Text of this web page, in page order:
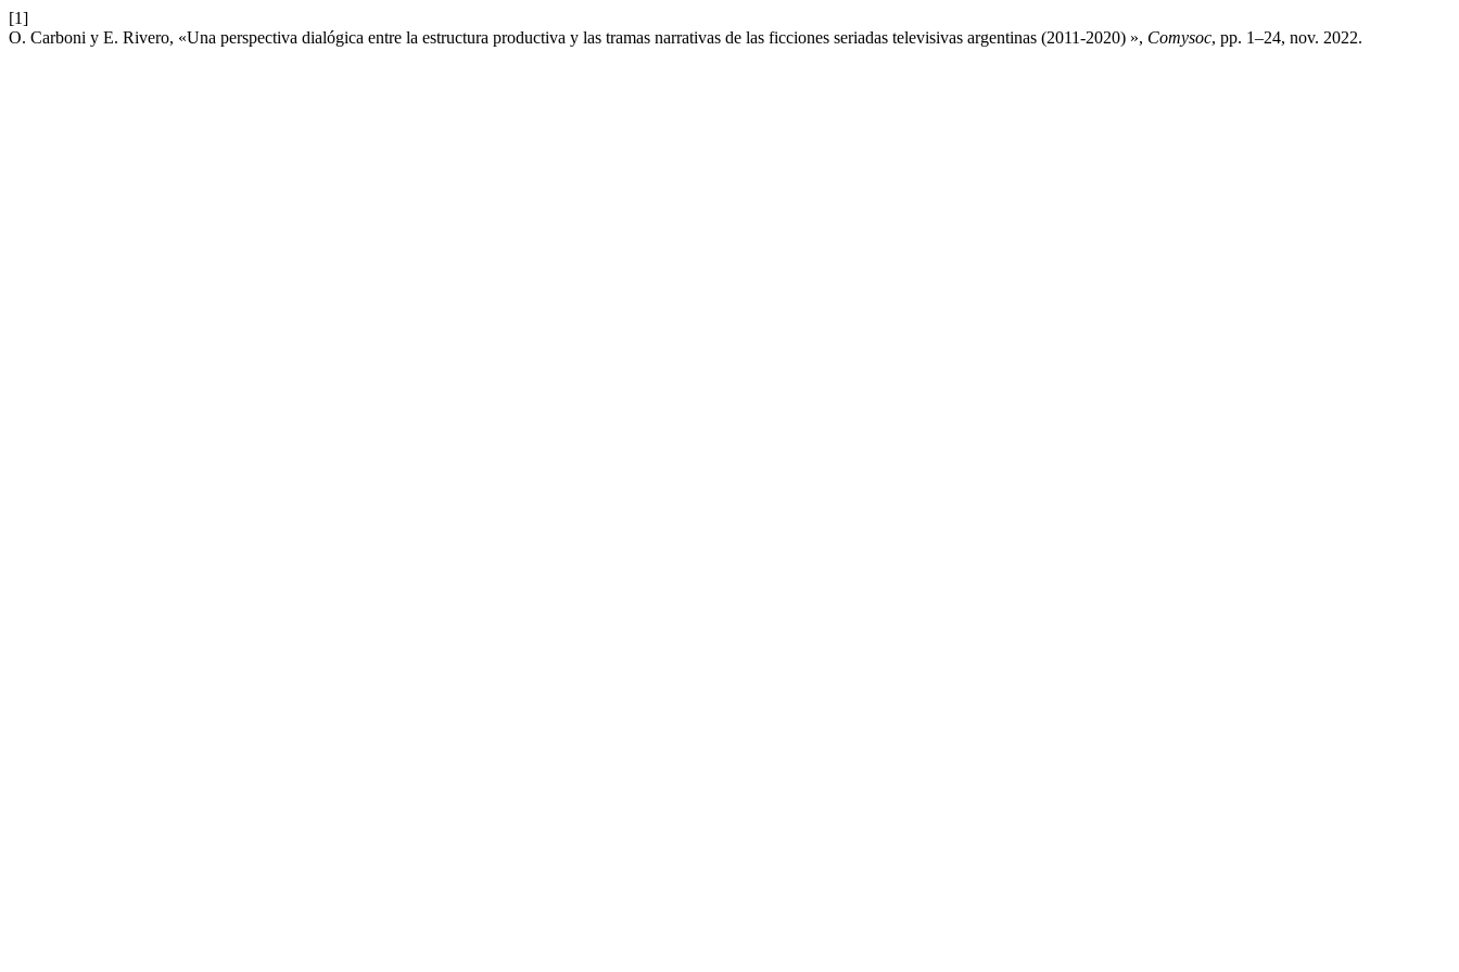
[1]
O. Carboni y E. Rivero, «Una perspectiva dialógica entre la estructura productiva y las tramas narrativas de las ficciones seriadas televisivas argentinas (2011-2020) », Comysoc, pp. 1–24, nov. 2022.